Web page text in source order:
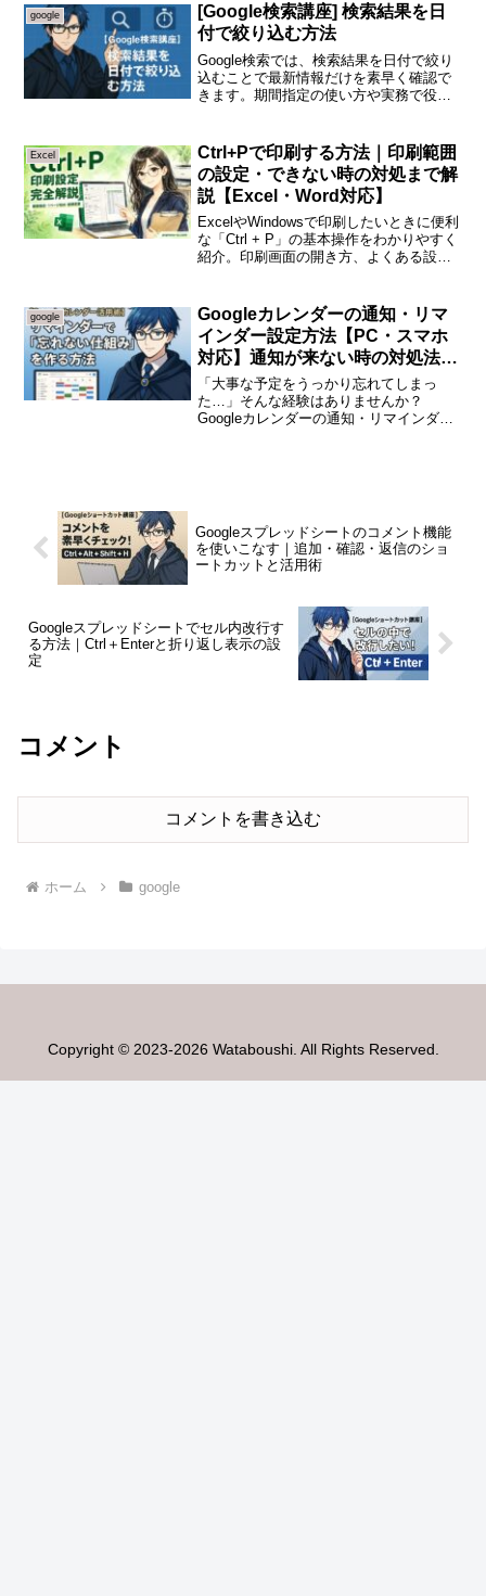
google
[Google検索講座] 検索結果を日
付で絞り込む方法
Google検索では、検索結果を日付で絞り
込むことで最新情報だけを素早く確認で
きます。期間指定の使い方や実務で役立
Excel
Ctrl+Pで印刷する方法｜印刷範囲
の設定・できない時の対処まで解
説【Excel・Word対応】
ExcelやWindowsで印刷したいときに便利
な「Ctrl + P」の基本操作をわかりやすく
紹介。印刷画面の開き方、よくある設定
google
Googleカレンダーの通知・リマ
インダー設定方法【PC・スマホ
対応】通知が来ない時の対処法も
解説
「大事な予定をうっかり忘れてしまっ
た…」そんな経験はありませんか？
Googleカレンダーの通知・リマインダー
Googleスプレッドシートのコメント機能
を使いこなす｜追加・確認・返信のショ
ートカットと活用術
Googleスプレッドシートでセル内改行す
る方法｜Ctrl＋Enterと折り返し表示の設
定
コメント
コメントを書き込む
ホーム google
Copyright © 2023-2026 Wataboushi. All Rights Reserved.